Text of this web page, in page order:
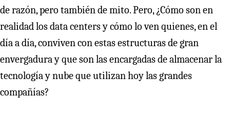
de razón, pero también de mito. Pero, ¿Cómo son en
realidad los data centers y cómo lo ven quienes, en el
día a día, conviven con estas estructuras de gran
envergadura y que son las encargadas de almacenar la
tecnología y nube que utilizan hoy las grandes
compañías?